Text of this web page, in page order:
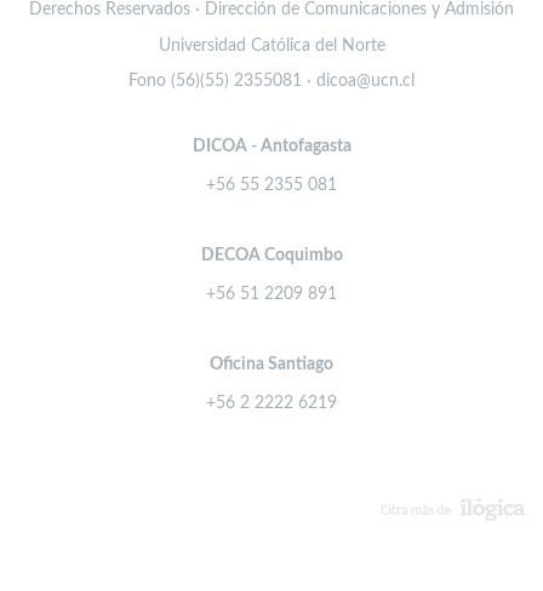
Derechos Reservados · Dirección de Comunicaciones y Admisión
Universidad Católica del Norte
Fono (56)(55) 2355081 · dicoa@ucn.cl
DICOA - Antofagasta
+56 55 2355 081
DECOA Coquimbo
+56 51 2209 891
Oficina Santiago
+56 2 2222 6219